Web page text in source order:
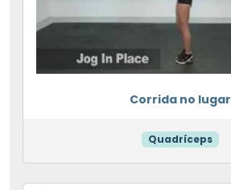
Corrida no lugar
Quadríceps